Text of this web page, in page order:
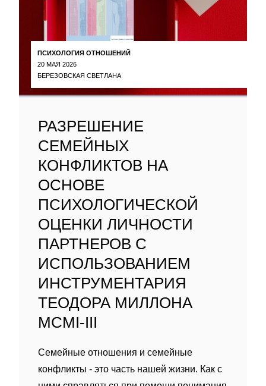
ПСИХОЛОГИЯ ОТНОШЕНИЙ
20 МАЯ 2026
БЕРЕЗОВСКАЯ СВЕТЛАНА
РАЗРЕШЕНИЕ
СЕМЕЙНЫХ
КОНФЛИКТОВ НА
ОСНОВЕ
ПСИХОЛОГИЧЕСКОЙ
ОЦЕНКИ ЛИЧНОСТИ
ПАРТНЕРОВ С
ИСПОЛЬЗОВАНИЕМ
ИНСТРУМЕНТАРИЯ
ТЕОДОРА МИЛЛОНА
MCMI-III
Семейные отношения и семейные
конфликты - это часть нашей жизни. Как с